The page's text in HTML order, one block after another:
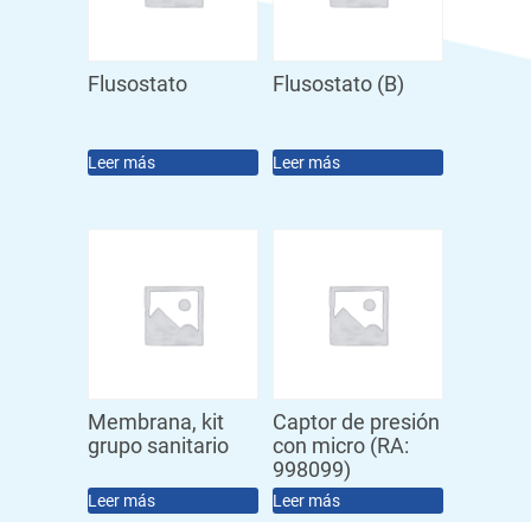
Flusostato
Leer más
Flusostato (B)
Leer más
Membrana, kit
grupo sanitario
Leer más
Captor de presión
con micro (RA:
998099)
Leer más